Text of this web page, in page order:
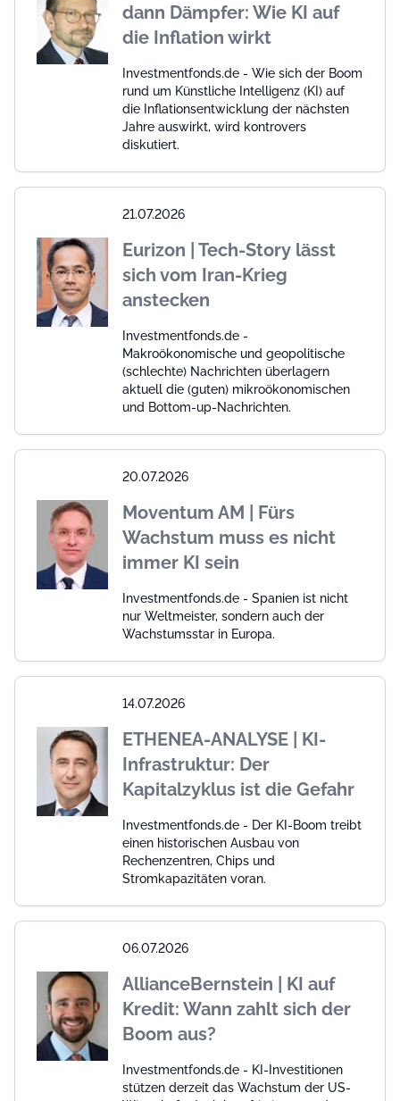
dann Dämpfer: Wie KI auf
die Inflation wirkt
Investmentfonds.de - Wie sich der Boom
rund um Künstliche Intelligenz (KI) auf
die Inflationsentwicklung der nächsten
Jahre auswirkt, wird kontrovers
diskutiert.
21.07.2026
Eurizon | Tech-Story lässt
sich vom Iran-Krieg
anstecken
Investmentfonds.de -
Makroökonomische und geopolitische
(schlechte) Nachrichten überlagern
aktuell die (guten) mikroökonomischen
und Bottom-up-Nachrichten.
20.07.2026
Moventum AM | Fürs
Wachstum muss es nicht
immer KI sein
Investmentfonds.de - Spanien ist nicht
nur Weltmeister, sondern auch der
Wachstumsstar in Europa.
14.07.2026
ETHENEA-ANALYSE | KI-
Infrastruktur: Der
Kapitalzyklus ist die Gefahr
Investmentfonds.de - Der KI-Boom treibt
einen historischen Ausbau von
Rechenzentren, Chips und
Stromkapazitäten voran.
06.07.2026
AllianceBernstein | KI auf
Kredit: Wann zahlt sich der
Boom aus?
Investmentfonds.de - KI-Investitionen
stützen derzeit das Wachstum der US-